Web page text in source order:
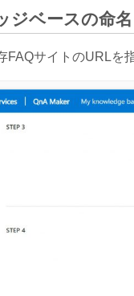
ジベースの命
FAQサイトのURLを